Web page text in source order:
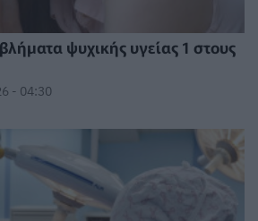
ψυχικής υγείας 1 στους
- 04:30